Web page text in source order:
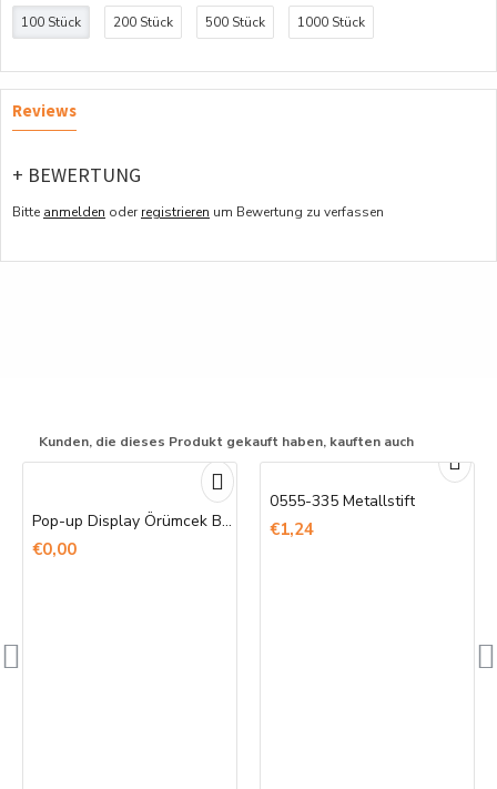
100 Stück
200 Stück 500 Stück 1000 Stück
Reviews
+ BEWERTUNG
Bitte anmelden oderregistrieren um Bewertung zu verfassen
Kunden, die dieses Produkt gekauft haben, kauften auch
Pop-up Display Örümcek Banner Baskı
€0,00
0555-335 Metallstift
€1,24